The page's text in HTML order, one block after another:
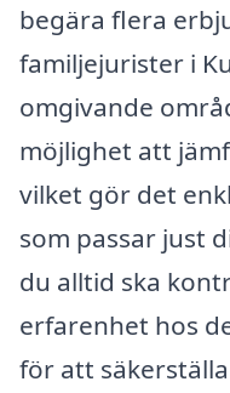
begära flera
familjejurister i
omgivande
möjlighet att
vilket gör det
som passar just
du alltid ska
erfarenhet hos
för att